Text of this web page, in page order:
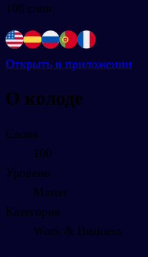
100 слов
Открыть в приложении
О колоде
Слова
100
Уровень
Master
Категория
Work & Business